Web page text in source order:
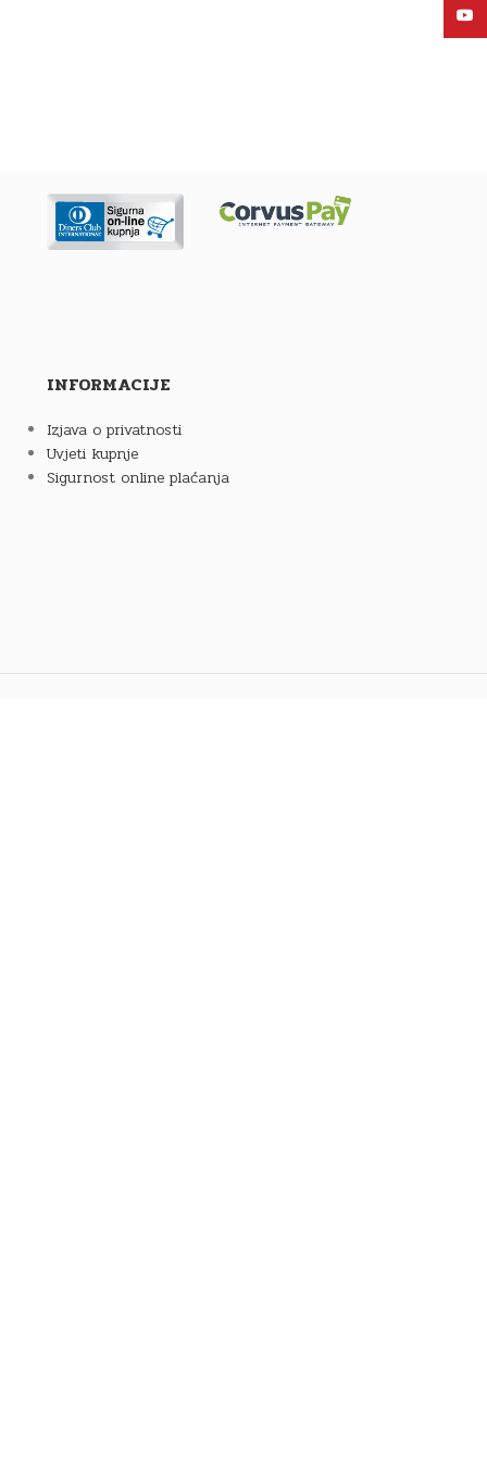
INFORMACIJE
Izjava o privatnosti
Uvjeti kupnje
Sigurnost online plaćanja